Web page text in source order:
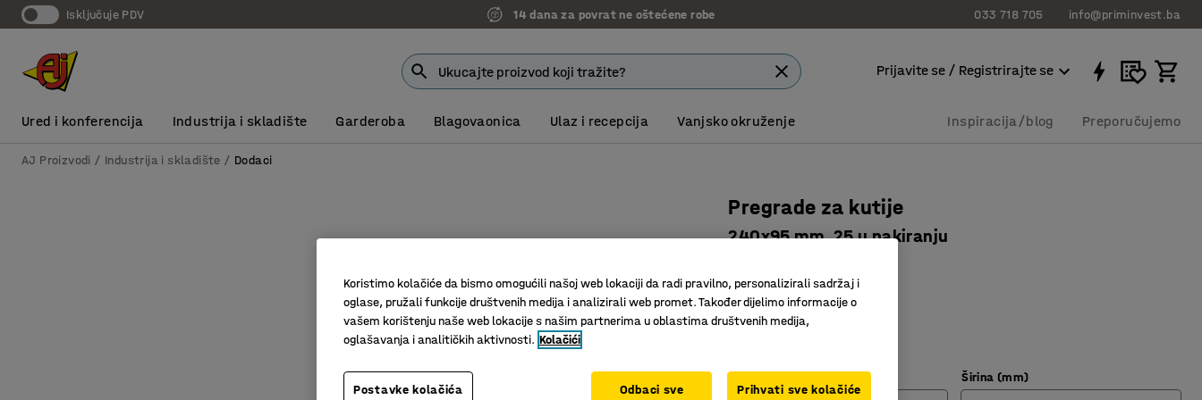
Isključuje PDV 14 dana za povrat ne oštećene robe 033 718 705 info@priminvest.ba
Prijavite se / Registrirajte se
Ured i konferencija Industrija i skladište Garderoba Blagovaonica Ulaz i recepcija Vanjsko okruženje Inspiracija/blog Preporučujemo
AJ Proizvodi Industrija i skladište Dodaci
Pregrade za kutije
240x95 mm, 25 u pakiranju
Odvajaju sadržaj
Olakšavaju sortiranje
Visina (mm) Širina (mm)
Koristimo kolačiće da bismo omogućili našoj web lokaciji da radi pravilno, personalizirali sadržaj i
oglase, pružali funkcije društvenih medija i analizirali web promet. Također dijelimo informacije o
vašem korištenju naše web lokacije s našim partnerima u oblastima društvenih medija,
oglašavanja i analitičkih aktivnosti. Kolačići
Postavke kolačića Odbaci sve Prihvati sve kolačiće